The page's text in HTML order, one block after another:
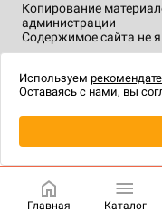
Копирование
администрации
Содержимое сайта не
технологии.
Главная Каталог
Используем
Оставаясь с нами, вы